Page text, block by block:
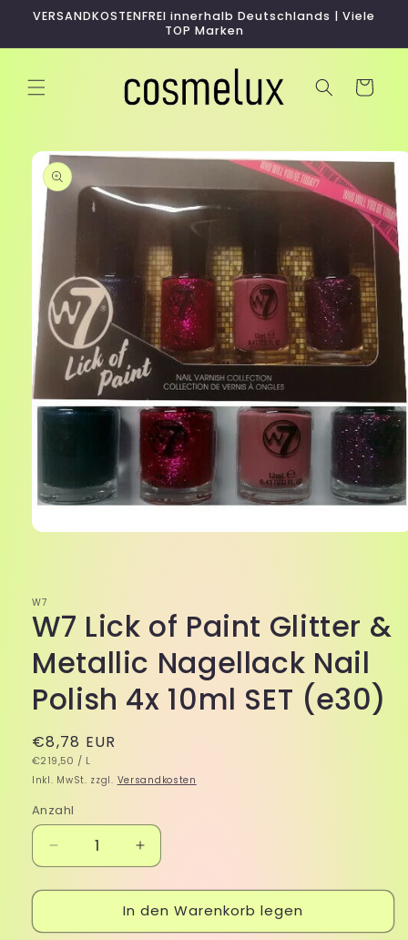
zum
VERSANDKOSTENFREI innerhalb Deutschlands | Viele
TOP Marken
Warenkorb
W7
W7 Lick of Paint Glitter &
Metallic Nagellack Nail
Polish 4x 10ml SET (e30)
Normaler
Preis
€8,78 EUR
GRUNDPREIS
€219,50 / PRO
L
Inkl. MwSt. zzgl. Versandkosten
Anzahl
Verringere
die
Menge
W7
Erhöhe
die
Menge
für
W7
In den Warenkorb legen